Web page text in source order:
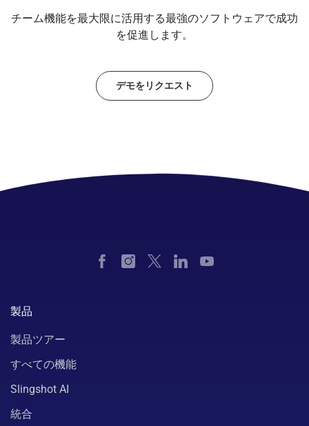
チーム機能を最大限に活用する最強のソフトウェアで成功
を促進します。
デモをリクエスト
製品
製品ツアー
すべての機能
Slingshot AI
統合